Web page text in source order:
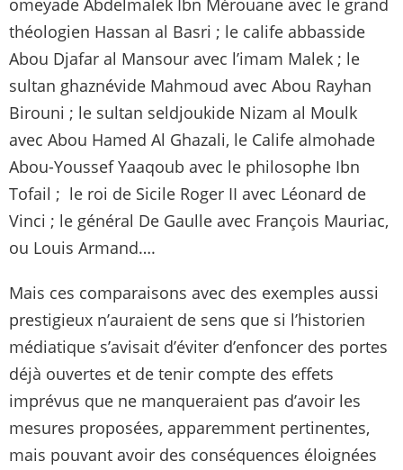
omeyade Abdelmalek Ibn Mérouane avec le grand
théologien Hassan al Basri ; le calife abbasside
Abou Djafar al Mansour avec l’imam Malek ; le
sultan ghaznévide Mahmoud avec Abou Rayhan
Birouni ; le sultan seldjoukide Nizam al Moulk
avec Abou Hamed Al Ghazali, le Calife almohade
Abou-Youssef Yaaqoub avec le philosophe Ibn
Tofail ; le roi de Sicile Roger II avec Léonard de
Vinci ; le général De Gaulle avec François Mauriac,
ou Louis Armand….
Mais ces comparaisons avec des exemples aussi
prestigieux n’auraient de sens que si l’historien
médiatique s’avisait d’éviter d’enfoncer des portes
déjà ouvertes et de tenir compte des effets
imprévus que ne manqueraient pas d’avoir les
mesures proposées, apparemment pertinentes,
mais pouvant avoir des conséquences éloignées